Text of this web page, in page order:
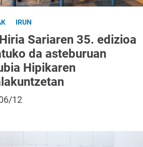
IRUN
Sariaren 35. edizioa
da asteburuan
Hipikaren
12